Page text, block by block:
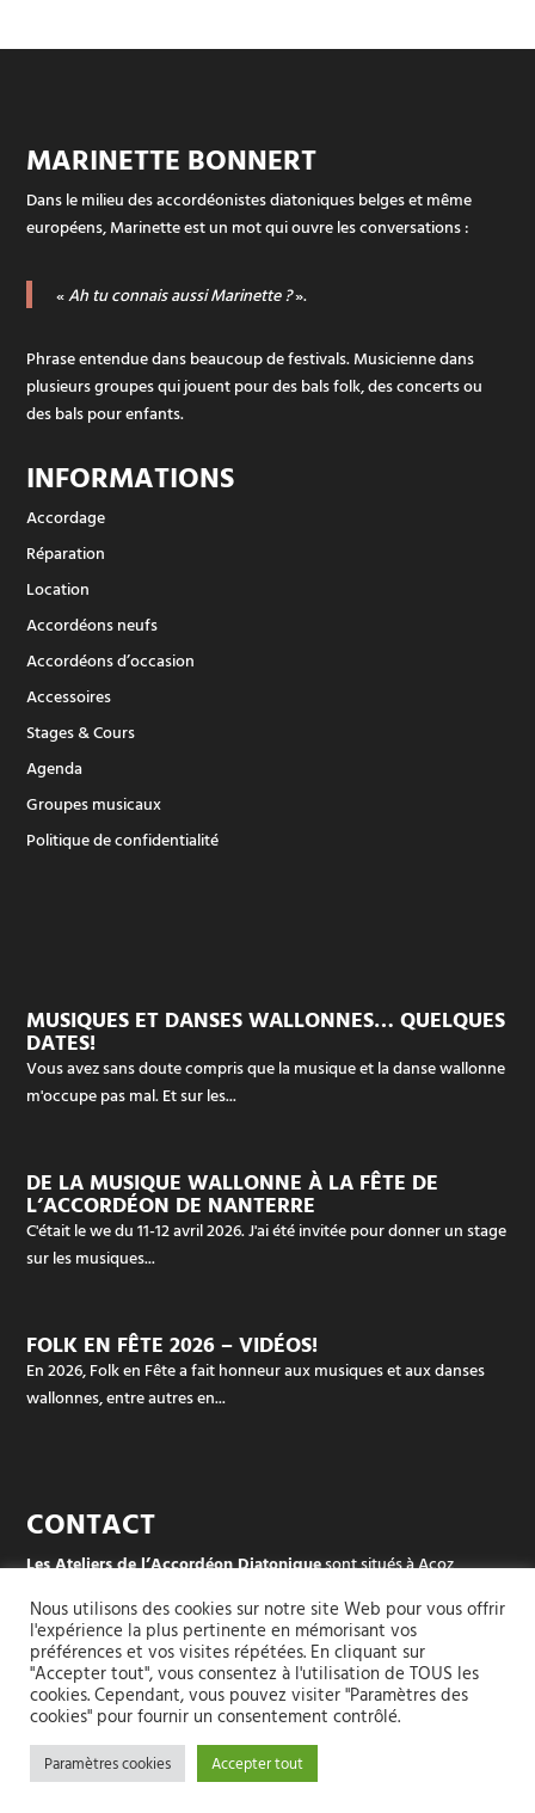
MARINETTE BONNERT
Dans le milieu des accordéonistes diatoniques belges et même
européens, Marinette est un mot qui ouvre les conversations :
«Ah tu connais aussi Marinette ?».
Phrase entendue dans beaucoup de festivals. Musicienne dans
plusieurs groupes qui jouent pour des bals folk, des concerts ou
des bals pour enfants.
INFORMATIONS
Accordage
Réparation
Location
Accordéons neufs
Accordéons d’occasion
Accessoires
Stages & Cours
Agenda
Groupes musicaux
Politique de confidentialité
MUSIQUES ET DANSES WALLONNES… QUELQUES
DATES!
Vous avez sans doute compris que la musique et la danse wallonne
m'occupe pas mal. Et sur les...
DE LA MUSIQUE WALLONNE À LA FÊTE DE
L’ACCORDÉON DE NANTERRE
C'était le we du 11-12 avril 2026. J'ai été invitée pour donner un stage
sur les musiques...
FOLK EN FÊTE 2026 – VIDÉOS!
En 2026, Folk en Fête a fait honneur aux musiques et aux danses
wallonnes, entre autres en...
CONTACT
Les Ateliers de l’Accordéon Diatoniquesont situés à Acoz
Rue des écoles (dans le sud de Charleroi, en Belgique)
Pour les groupes et les stages :+32 497 42 94 51
Pour l’atelier (réparation, accordage, vente ou location-vente, …) :
+32 499 87 70 72
Nous utilisons des cookies sur notre site Web pour vous offrir
l'expérience la plus pertinente en mémorisant vos
préférences et vos visites répétées. En cliquant sur
"Accepter tout", vous consentez à l'utilisation de TOUS les
cookies. Cependant, vous pouvez visiter "Paramètres des
cookies" pour fournir un consentement contrôlé.
Paramètres cookies Accepter tout